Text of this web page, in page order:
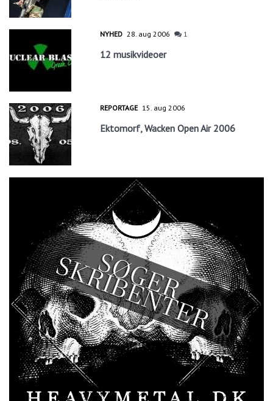
NYHED 28. aug 2006 1
12 musikvideoer
REPORTAGE 15. aug 2006
Ektomorf, Wacken Open Air 2006